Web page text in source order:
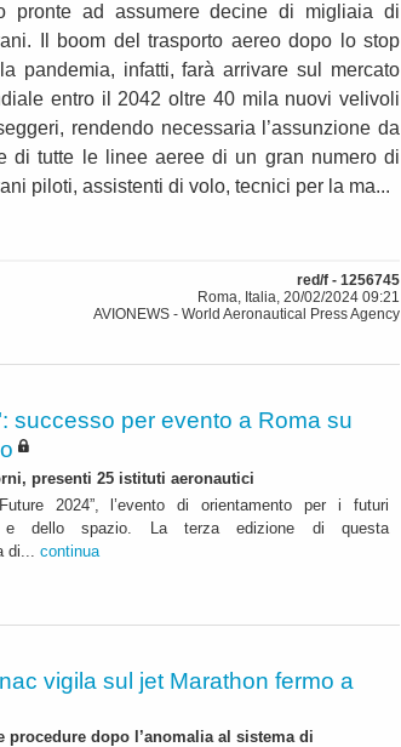
pronte ad assumere decine di migliaia di
Il boom del trasporto aereo dopo lo stop
pandemia, infatti, farà arrivare sul mercato
entro il 2042 oltre 40 mila nuovi velivoli
rendendo necessaria l’assunzione da
di tutte le linee aeree di un gran numero di
piloti, assistenti di volo, tecnici per la ma...
red/f - 1256745
Roma, Italia, 20/02/2024 09:21
AVIONEWS - World Aeronautical Press Agency
successo per evento a Roma su
presenti 25 istituti aeronautici
2024”, l’evento di orientamento per i futuri
e dello spazio. La terza edizione di questa
di... continua
vigila sul jet Marathon fermo a
procedure dopo l’anomalia al sistema di